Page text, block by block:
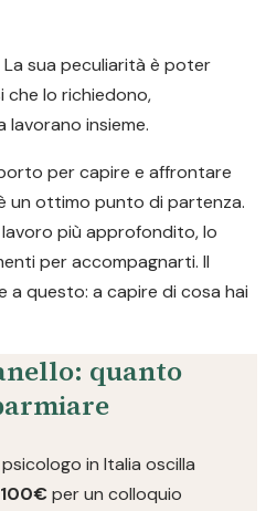
La sua peculiarità è poter
che lo richiedono,
insieme.
per capire e affrontare
un ottimo punto di partenza.
più approfondito, lo
per accompagnarti. Il
a questo: a capire di cosa hai
quanto
in Italia oscilla
per un colloquio